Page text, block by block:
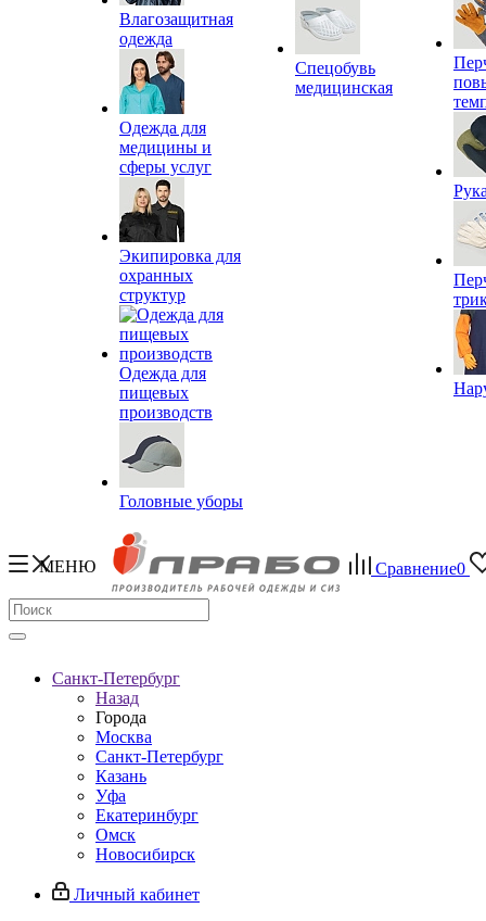
Влагозащитная
одежда
Одежда для
медицины и
сферы услуг
Экипировка для
охранных
структур
Одежда для
пищевых
производств
Головные уборы
Спецобувь
медицинская
МЕНЮ Сравнение0
Санкт-Петербург
Назад
Города
Москва
Санкт-Петербург
Казань
Уфа
Екатеринбург
Омск
Новосибирск
Личный кабинет